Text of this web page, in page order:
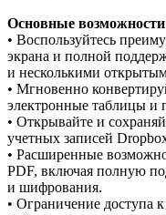
Основные
• Воспользуйтесь
экрана и полной
и несколькими
• Мгновенно
электронные таблицы и
• Открывайте и
учетных записей
• Расширенные
PDF, включая полную
и шифрования.
• Ограничение доступа